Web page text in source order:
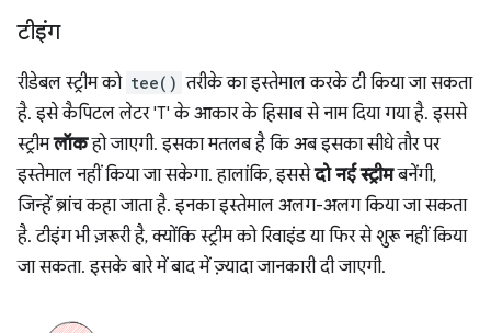
टीइंग
रीडेबल स्ट्रीम को tee() तरीके का इस्तेमाल करके टी किया जा सकता
है. इसे कैपिटल लेटर 'T' के आकार के हिसाब से नाम दिया गया है. इससे
स्ट्रीमलॉकहो जाएगी. इसका मतलब है कि अब इसका सीधे तौर पर
इस्तेमाल नहीं किया जा सकेगा. हालांकि, इससेदो नई स्ट्रीमबनेंगी,
जिन्हें ब्रांच कहा जाता है. इनका इस्तेमाल अलग-अलग किया जा सकता
है. टीइंग भी ज़रूरी है, क्योंकि स्ट्रीम को रिवाइंड या फिर से शुरू नहीं किया
जा सकता. इसके बारे में बाद में ज़्यादा जानकारी दी जाएगी.